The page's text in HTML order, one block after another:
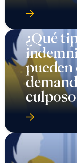
¿Qué
pueden
culposo